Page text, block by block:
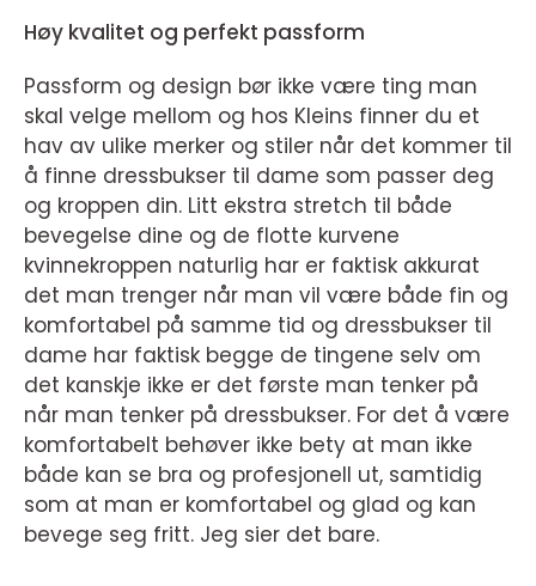
Høy kvalitet og perfekt passform
Passform og design bør ikke være ting man
skal velge mellom og hos Kleins finner du et
hav av ulike merker og stiler når det kommer til
å finne dressbukser til dame som passer deg
og kroppen din. Litt ekstra stretch til både
bevegelse dine og de flotte kurvene
kvinnekroppen naturlig har er faktisk akkurat
det man trenger når man vil være både fin og
komfortabel på samme tid og dressbukser til
dame har faktisk begge de tingene selv om
det kanskje ikke er det første man tenker på
når man tenker på dressbukser. For det å være
komfortabelt behøver ikke bety at man ikke
både kan se bra og profesjonell ut, samtidig
som at man er komfortabel og glad og kan
bevege seg fritt. Jeg sier det bare.